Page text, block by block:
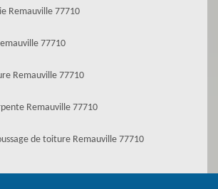
Remauville 77710
77710
Remauville 77710
Remauville 77710
de toiture Remauville 77710